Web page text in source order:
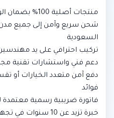
منتجات أصلية 100% بضمان الوكيل المعتمد
شحن سريع وآمن إلى جميع مدن
السعودية
تركيب احترافي على يد
دعم فني واستشارات تقنية
دفع آمن متعدد الخيارات أو
فوائد
فاتورة ضريبية رسمية
خبرة تزيد عن 10 سنوات في تجهيز المؤسسات السعودية